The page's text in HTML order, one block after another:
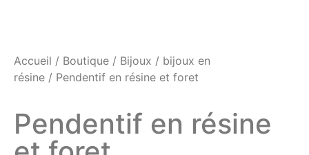
Accueil / Boutique / Bijoux / bijoux en
résine / Pendentif en résine et foret
Pendentif en résine